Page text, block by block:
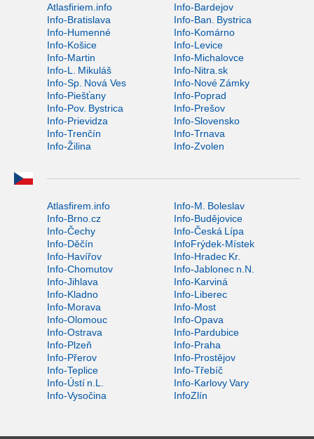
Atlasfiriem.info
Info-Bardejov
Info-Bratislava
Info-Ban. Bystrica
Info-Humenné
Info-Komárno
Info-Košice
Info-Levice
Info-Martin
Info-Michalovce
Info-L. Mikuláš
Info-Nitra.sk
Info-Sp. Nová Ves
Info-Nové Zámky
Info-Piešťany
Info-Poprad
Info-Pov. Bystrica
Info-Prešov
Info-Prievidza
Info-Slovensko
Info-Trenčín
Info-Trnava
Info-Žilina
Info-Zvolen
Atlasfirem.info
Info-M. Boleslav
Info-Brno.cz
Info-Budějovice
Info-Čechy
Info-Česká Lípa
Info-Děčín
InfoFrýdek-Místek
Info-Havířov
Info-Hradec Kr.
Info-Chomutov
Info-Jablonec n.N.
Info-Jihlava
Info-Karviná
Info-Kladno
Info-Liberec
Info-Morava
Info-Most
Info-Olomouc
Info-Opava
Info-Ostrava
Info-Pardubice
Info-Plzeň
Info-Praha
Info-Přerov
Info-Prostějov
Info-Teplice
Info-Třebíč
Info-Ústí n.L.
Info-Karlovy Vary
Info-Vysočina
InfoZlín